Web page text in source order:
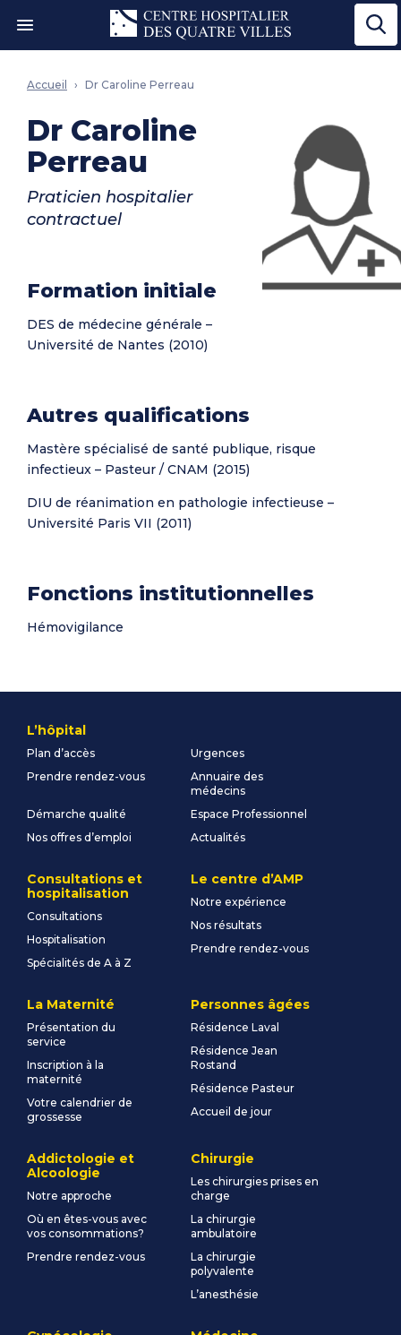
Ouvrir le menu"
Accueil Dr Caroline Perreau
Dr Caroline
Perreau
Praticien hospitalier
contractuel
Formation initiale
DES de médecine générale –
Université de Nantes (2010)
Autres qualifications
Mastère spécialisé de santé publique, risque
infectieux – Pasteur / CNAM (2015)
DIU de réanimation en pathologie infectieuse –
Université Paris VII (2011)
Fonctions institutionnelles
Hémovigilance
L’hôpital
Plan d’accès
Urgences
Prendre rendez-vous
Annuaire des
médecins
Démarche qualité
Espace Professionnel
Nos offres d’emploi
Actualités
Consultations et
hospitalisation
Consultations
Hospitalisation
Spécialités de A à Z
Le centre d’AMP
Notre expérience
Nos résultats
Prendre rendez-vous
La Maternité
Présentation du
service
Inscription à la
maternité
Votre calendrier de
grossesse
Personnes âgées
Résidence Laval
Résidence Jean
Rostand
Résidence Pasteur
Accueil de jour
Addictologie et
Alcoologie
Notre approche
Où en êtes-vous avec
vos consommations?
Prendre rendez-vous
Chirurgie
Les chirurgies prises en
charge
La chirurgie
ambulatoire
La chirurgie
polyvalente
L’anesthésie